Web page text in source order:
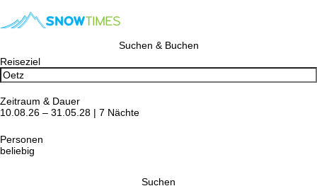
Suchen & Buchen
Reiseziel
Zeitraum & Dauer
10.08.26 – 31.05.28 | 7 Nächte
Personen
beliebig
Suchen